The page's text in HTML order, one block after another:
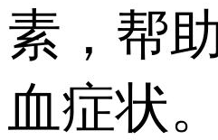
素，帮
血症状